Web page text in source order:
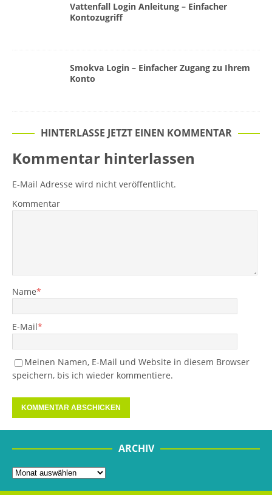
Vattenfall Login Anleitung – Einfacher
Kontozugriff
Smokva Login – Einfacher Zugang zu Ihrem
Konto
HINTERLASSE JETZT EINEN KOMMENTAR
Kommentar hinterlassen
E-Mail Adresse wird nicht veröffentlicht.
Kommentar
Name*
E-Mail*
Meinen Namen, E-Mail und Website in diesem Browser
speichern, bis ich wieder kommentiere.
ARCHIV